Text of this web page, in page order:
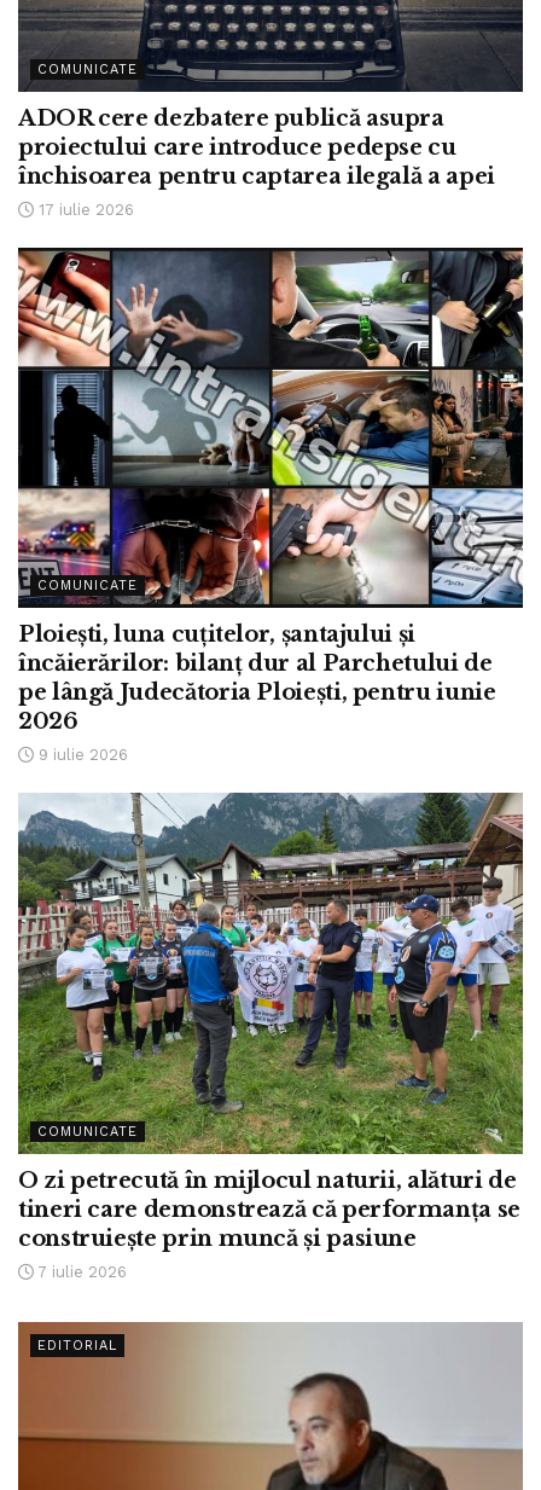
COMUNICATE
ADOR cere dezbatere publică asupra
proiectului care introduce pedepse cu
închisoarea pentru captarea ilegală a apei
17 iulie 2026
COMUNICATE
Ploiești, luna cuțitelor, șantajului și
încăierărilor: bilanț dur al Parchetului de
pe lângă Judecătoria Ploiești, pentru iunie
2026
9 iulie 2026
COMUNICATE
O zi petrecută în mijlocul naturii, alături de
tineri care demonstrează că performanța se
construiește prin muncă și pasiune
7 iulie 2026
EDITORIAL